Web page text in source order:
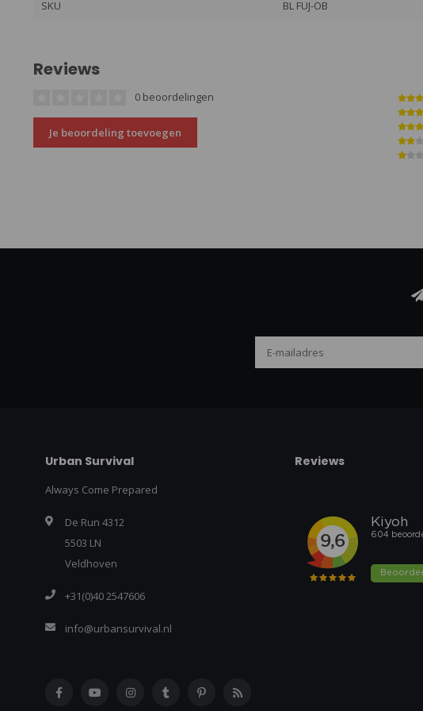
SKU BL FUJ-OB
Reviews
0 beoordelingen
Je beoordeling toevoegen
Urban Survival
Always Come Prepared
De Run 4312
5503 LN
Veldhoven
+31(0)40 2547606
info@urbansurvival.nl
Reviews